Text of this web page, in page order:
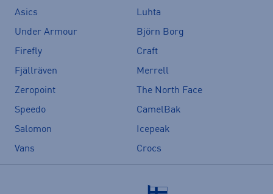
Asics
Luhta
Under Armour
Björn Borg
Firefly
Craft
Fjällräven
Merrell
Zeropoint
The North Face
Speedo
CamelBak
Salomon
Icepeak
Vans
Crocs